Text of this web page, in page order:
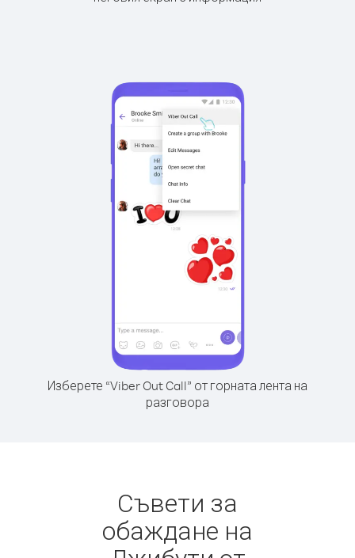
Изберете “Viber Out Call” от горната лента на
разговора
Съвети за
обаждане на